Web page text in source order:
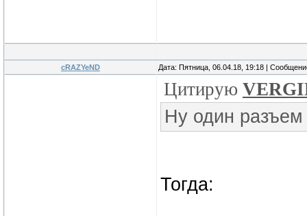
cRAZYeND Дата: Пятница, 06.04.18, 19:18 |
Цитирую
Ну один
Тогда: